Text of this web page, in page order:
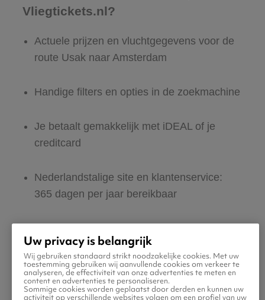
Vliegtickets.nl?
Actuele prijzen en vluchtgegevens voor de
route Usak naar Amsterdam
Handige filters en opties in de zoekmachine
Je betaalt gemakkelijk met iDEAL of je
creditcard
Nederlandstalige site en klantenservice:
365 dagen per jaar bereikbaar
Boek ook direct een hotel of huurauto voor
in Amsterdam
Uw privacy is belangrijk
Wij gebruiken standaard strikt noodzakelijke cookies. Met uw
toestemming gebruiken wij aanvullende cookies om verkeer te
analyseren, de effectiviteit van onze advertenties te meten en
content en advertenties te personaliseren.
Sommige cookies worden geplaatst door derden en kunnen uw
activiteit op verschillende websites volgen om een profiel van uw